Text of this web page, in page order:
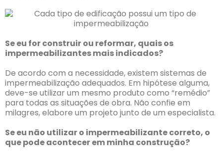
Se eu for construir ou reformar, quais os
impermeabilizantes mais indicados?
De acordo com a necessidade, existem sistemas de
impermeabilização adequados. Em hipótese alguma,
deve-se utilizar um mesmo produto como “remédio”
para todas as situações de obra. Não confie em
milagres, elabore um projeto junto de um especialista.
Se eu não utilizar o impermeabilizante correto, o
que pode acontecer em minha construção?